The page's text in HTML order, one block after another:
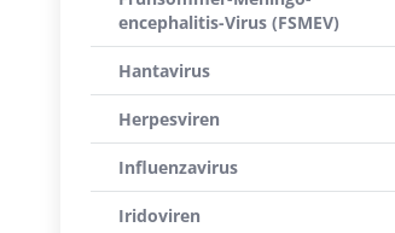
encephalitis-Virus (FSMEV)
Hantavirus
Herpesviren
Influenzavirus
Iridoviren